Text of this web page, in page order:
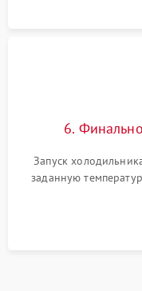
6.
Запуск
заданную
компрессора,
срабатывания